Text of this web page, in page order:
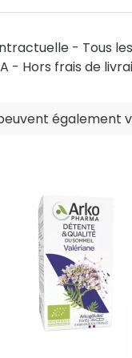
- Tous
- Hors frais de
également